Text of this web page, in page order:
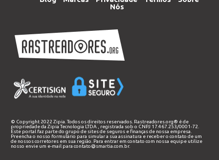
Nós
© Copyright 2022 Zipia. Todos os direitos reservados. Rastreadores.org® é de
propriedade daZipia Tecnologia LTDA
, registrada sob o CNPJ 17.467.253/0001-72.
Este portal faz parte do grupo de sites de seguros e finanças de nossa empresa.
Preencha o nosso formulário para simular a sua assinatura e receber o contato de um
de nossos corretores em sua região. Para entrar em contato com nossa equipe utilize
nosso envie um e-mail paracontato@smartia.com.br.